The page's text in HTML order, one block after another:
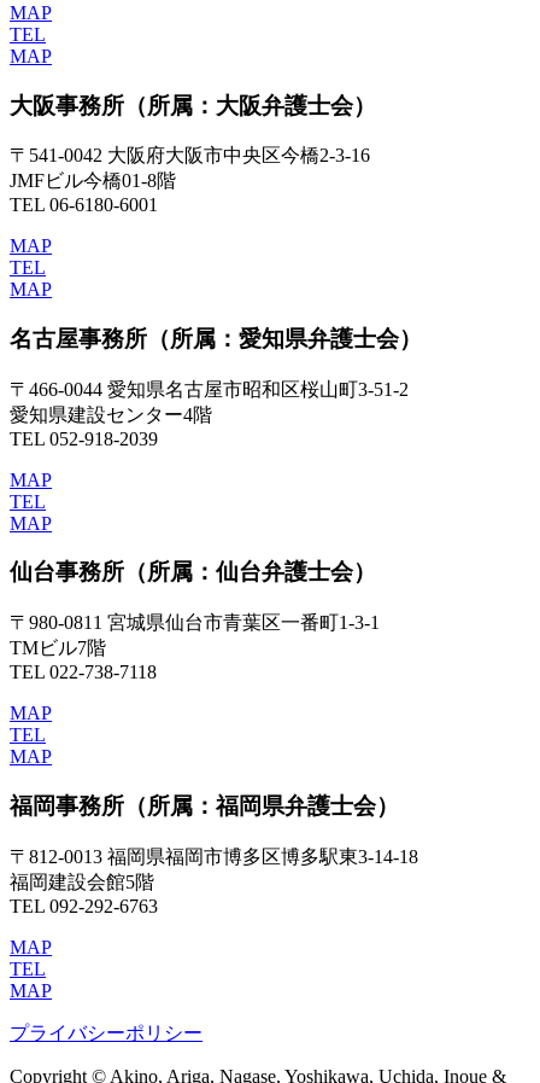
MAP
TEL
MAP
大阪事務所 （所属：大阪弁護士会）
〒541-0042 大阪府大阪市中央区今橋2-3-16
JMFビル今橋01-8階
TEL 06-6180-6001
MAP
TEL
MAP
名古屋事務所 （所属：愛知県弁護士会）
〒466-0044 愛知県名古屋市昭和区桜山町3-51-2
愛知県建設センター4階
TEL 052-918-2039
MAP
TEL
MAP
仙台事務所 （所属：仙台弁護士会）
〒980-0811 宮城県仙台市青葉区一番町1-3-1
TMビル7階
TEL 022-738-7118
MAP
TEL
MAP
福岡事務所 （所属：福岡県弁護士会）
〒812-0013 福岡県福岡市博多区博多駅東3-14-18
福岡建設会館5階
TEL 092-292-6763
MAP
TEL
MAP
プライバシーポリシー
Copyright © Akino, Ariga, Nagase, Yoshikawa, Uchida, Inoue &